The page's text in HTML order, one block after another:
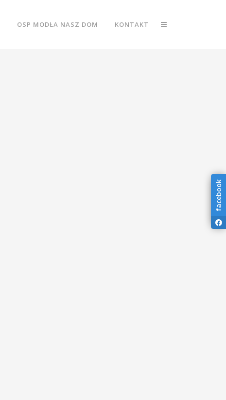
OSP MODŁA NASZ DOM KONTAKT
facebook